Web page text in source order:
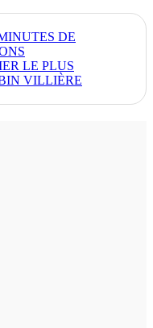
DE
LE PLUS
VILLIÈRE